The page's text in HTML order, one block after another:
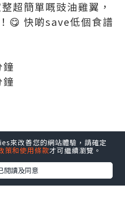
超簡單嘅豉油雞翼，
😋 快啲save低個食譜
來改善您的網站體驗，請確定
策和使用條款才可繼續瀏覽。
閱讀及同意